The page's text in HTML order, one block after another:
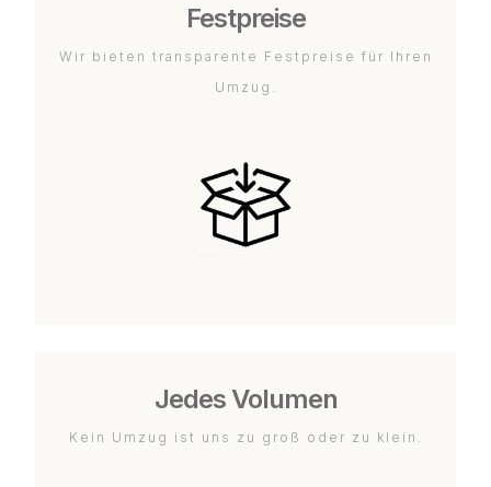
Festpreise
Wir bieten transparente Festpreise für Ihren
Umzug.
Jedes Volumen
Kein Umzug ist uns zu groß oder zu klein.